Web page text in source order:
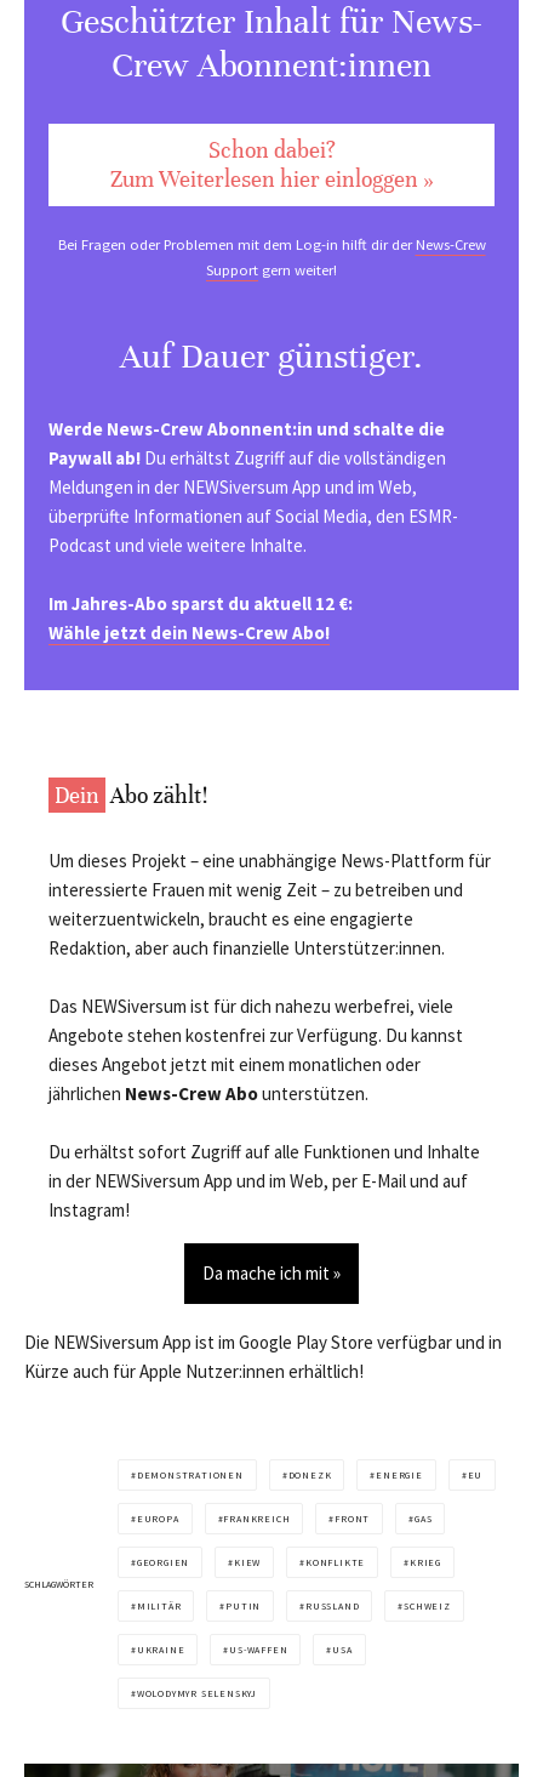
Geschützter Inhalt für News-
Crew Abonnent:innen
Schon dabei?
Zum Weiterlesen hier einloggen »
Bei Fragen oder Problemen mit dem Log-in hilft dir derNews-Crew
Support gern weiter!
Auf Dauer günstiger.
Werde News-Crew Abonnent:in und schalte die
Paywall ab! Du erhältst Zugriff auf die vollständigen
Meldungen in der NEWSiversum App und im Web,
überprüfte Informationen auf Social Media, den ESMR-
Podcast und viele weitere Inhalte.
Im Jahres-Abo sparst du aktuell 12 €:
Wähle jetzt dein News-Crew Abo!
Dein Abo zählt!
Um dieses Projekt – eine unabhängige News-Plattform für
interessierte Frauen mit wenig Zeit – zu betreiben und
weiterzuentwickeln, braucht es eine engagierte
Redaktion, aber auch finanzielle Unterstützer:innen.
Das NEWSiversum ist für dich nahezu werbefrei, viele
Angebote stehen kostenfrei zur Verfügung. Du kannst
dieses Angebot jetzt mit einem monatlichen oder
jährlichen News-Crew Abounterstützen.
Du erhältst sofort Zugriff auf alle Funktionen und Inhalte
in der NEWSiversum App und im Web, per E-Mail und auf
Instagram!
Da mache ich mit »
Die NEWSiversum App ist im Google Play Store verfügbar und in
Kürze auch für Apple Nutzer:innen erhältlich!
SCHLAGWÖRTER
DEMONSTRATIONEN DONEZK ENERGIE EU
EUROPA FRANKREICH FRONT GAS
GEORGIEN KIEW KONFLIKTE KRIEG
MILITÄR PUTIN RUSSLAND SCHWEIZ
UKRAINE US-WAFFEN USA
WOLODYMYR SELENSKYJ